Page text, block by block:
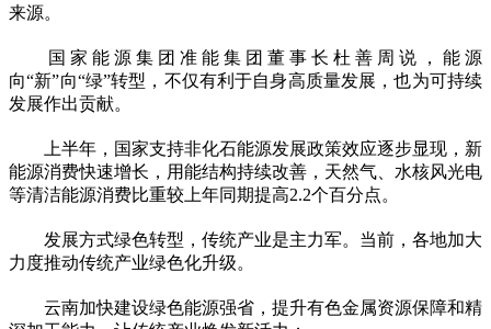
来源。
国家能源集团准能集团董事长杜善周说，能源
向“新”向“绿”转型，不仅有利于自身高质量发展，也为可持续
发展作出贡献。
上半年，国家支持非化石能源发展政策效应逐步显现，新
能源消费快速增长，用能结构持续改善，天然气、水核风光电
等清洁能源消费比重较上年同期提高2.2个百分点。
发展方式绿色转型，传统产业是主力军。当前，各地加大
力度推动传统产业绿色化升级。
云南加快建设绿色能源强省，提升有色金属资源保障和精